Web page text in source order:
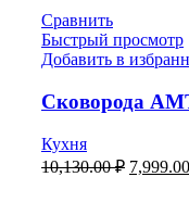
Сравнить
Быстрый просмотр
Добавить в
Сковорода
Кухня
10,130.00₽ 7,999.00